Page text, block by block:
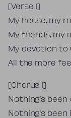
Tekst piosenki
[Verse 1]
My house, my
My friends, my
My devotion to
All the more
[Chorus 1]
Nothing’s been
Nothing’s been